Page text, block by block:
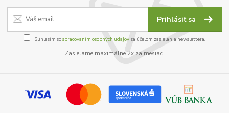
Prihlásiť sa
Súhlasím sospracovaním osobných údajov za účelom zasielania newslettera.
Zasielame maximálne 2x za mesiac.